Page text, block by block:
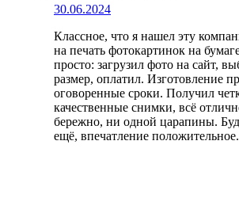
30.06.2024
Классное, что я нашел эту
на печать фотокартинок на
просто: загрузил фото на сайт,
размер, оплатил. Изготовление
оговоренные сроки. Получил
качественные снимки, всё
бережно, ни одной царапины.
ещё, впечатление положительное.